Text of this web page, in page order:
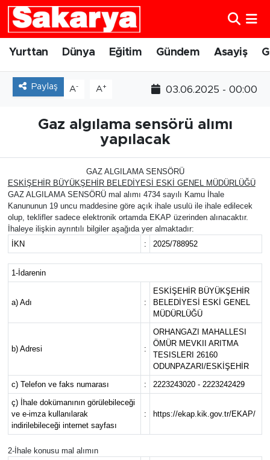
Yurttan Dünya Eğitim Gündem Asayiş
Paylaş A- A+ 03.06.2025 - 00:00
Gaz algılama sensörü alımı
yapılacak
GAZ ALGILAMA SENSÖRÜ
ESKİŞEHİR BÜYÜKŞEHİR BELEDİYESİ ESKİ GENEL MÜDÜRLÜĞÜ
GAZ ALGILAMA SENSÖRÜ mal alımı 4734 sayılı Kamu İhale
Kanununun 19 uncu maddesine göre açık ihale usulü ile ihale edilecek
olup, teklifler sadece elektronik ortamda EKAP üzerinden alınacaktır.
İhaleye ilişkin ayrıntılı bilgiler aşağıda yer almaktadır:
İKN
: 2025/788952
1-İdarenin
a) Adı :
ESKİŞEHİR BÜYÜKŞEHİR
BELEDİYESİ ESKİ GENEL
MÜDÜRLÜĞÜ
b) Adresi :
ORHANGAZI MAHALLESI
ÖMÜR MEVKII ARITMA
TESISLERI 26160
ODUNPAZARI/ESKİŞEHİR
c) Telefon ve faks numarası
:
2223243020 - 2223242429
ç) İhale dokümanının görülebileceği
ve e-imza kullanılarak
indirilebileceği internet sayfası
: https://ekap.kik.gov.tr/EKAP/
2-İhale konusu mal alımın
Yurttan
Dünya
Eskişehirspor
Spor
Sağlık
Resmi İlanlar
Söyleşi
Foto Şaka
Teknoloji
Politika
Eskişehir Nöbetçi Eczaneler
Eskişehir Hava Durumu
Eskişehir Trafik Yoğunluk Haritası
Süper Lig Puan Durumu ve Fikstür
Tüm Manşetler
Son Dakika Haberleri